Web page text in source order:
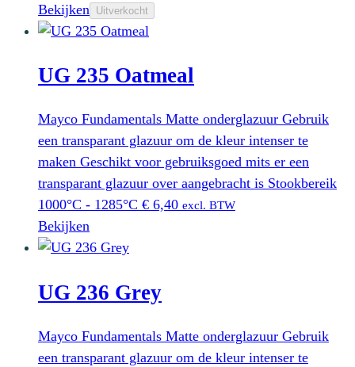
Bekijken Uitverkocht
UG 235 Oatmeal
Mayco Fundamentals Matte onderglazuur Gebruik
een transparant glazuur om de kleur intenser te
maken Geschikt voor gebruiksgoed mits er een
transparant glazuur over aangebracht is Stookbereik
1000°C - 1285°C € 6,40 excl. BTW
Bekijken
UG 236 Grey
Mayco Fundamentals Matte onderglazuur Gebruik
een transparant glazuur om de kleur intenser te